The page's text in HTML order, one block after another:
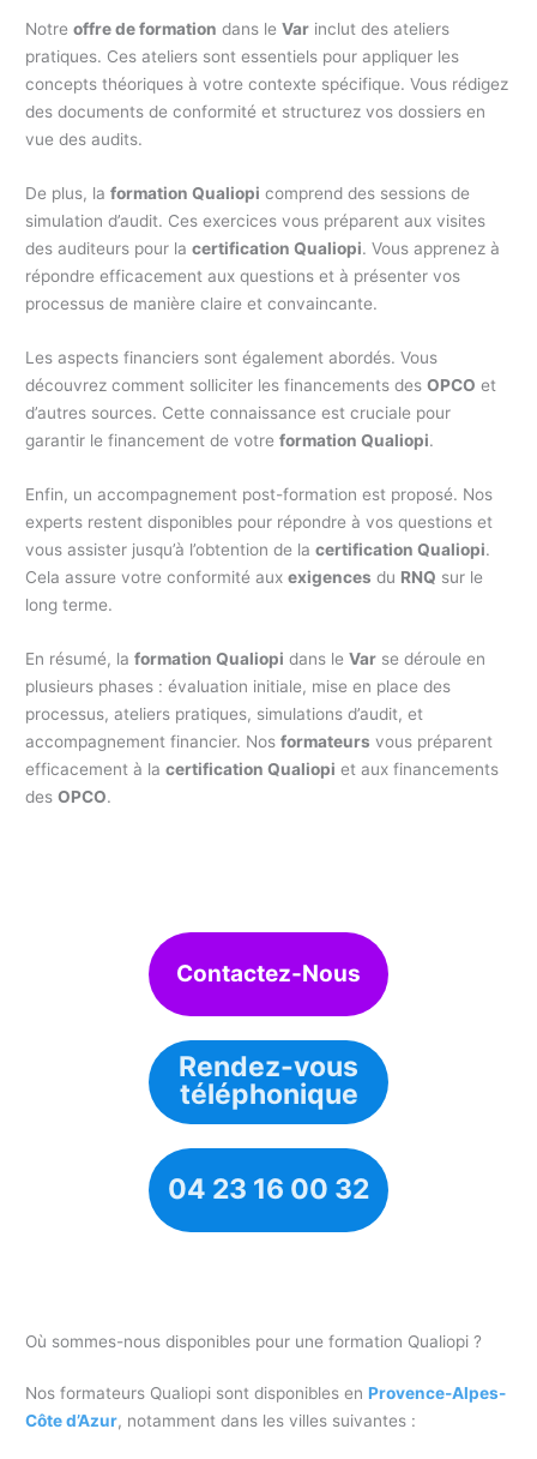
Notreoffre de formation dans leVar inclut des ateliers
pratiques. Ces ateliers sont essentiels pour appliquer les
concepts théoriques à votre contexte spécifique. Vous rédigez
des documents de conformité et structurez vos dossiers en
vue des audits.
De plus, laformation Qualiopi comprend des sessions de
simulation d’audit. Ces exercices vous préparent aux visites
des auditeurs pour lacertification Qualiopi. Vous apprenez à
répondre efficacement aux questions et à présenter vos
processus de manière claire et convaincante.
Les aspects financiers sont également abordés. Vous
découvrez comment solliciter les financements desOPCO et
d’autres sources. Cette connaissance est cruciale pour
garantir le financement de votreformation Qualiopi.
Enfin, un accompagnement post-formation est proposé. Nos
experts restent disponibles pour répondre à vos questions et
vous assister jusqu’à l’obtention de lacertification Qualiopi.
Cela assure votre conformité auxexigences du RNQ sur le
long terme.
En résumé, laformation Qualiopi dans leVar se déroule en
plusieurs phases : évaluation initiale, mise en place des
processus, ateliers pratiques, simulations d’audit, et
accompagnement financier. Nosformateurs vous préparent
efficacement à lacertification Qualiopi et aux financements
desOPCO.
Contactez-Nous
Rendez-vous
téléphonique
04 23 16 00 32
Où sommes-nous disponibles pour une formation Qualiopi ?
Nos formateurs Qualiopi sont disponibles enProvence-Alpes-
Côte d’Azur, notamment dans les villes suivantes :